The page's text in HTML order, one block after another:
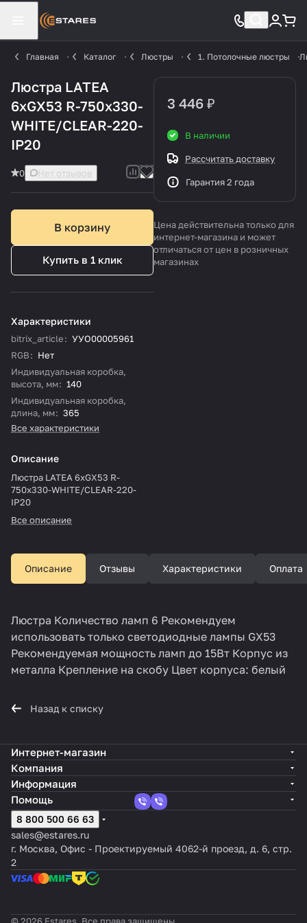
Главная Каталог Люстры 1. Потолочные люстры
Люстра LATEA
6xGX53 R-750x330-
WHITE/CLEAR-220-
IP20
0 Нет отзывов
В корзину
Купить в 1 клик
Характеристики
bitrix_article: УУО00005961
RGB: Нет
Индивидуальная коробка,
высота, мм: 140
Индивидуальная коробка,
длина, мм: 365
Все характеристики
Описание
Люстра LATEA 6xGX53 R-
750x330-WHITE/CLEAR-220-
IP20
Все описание
3 446 ₽
В наличии
Рассчитать доставку
Гарантия 2 года
Цена действительна только для
интернет-магазина и может
отличаться от цен в розничных
магазинах
Описание Отзывы Характеристики Оплата
Люстра Количество ламп 6 Рекомендуем
использовать только светодиодные лампы GX53
Рекомендуемая мощность ламп до 15Вт Корпус из
металла Крепление на скобу Цвет корпуса: белый
Назад к списку
Интернет-магазин
Компания
Информация
Помощь
8 800 500 66 63
sales@estares.ru
г. Москва, Офис - Проектируемый 4062-й проезд, д. 6, стр.
2